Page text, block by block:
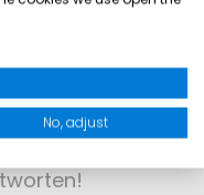
No, adjust